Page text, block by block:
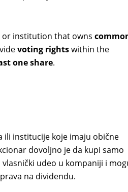
institution that owns
voting rightswithin the
one share.
ili institucije koje imaju obične
dovoljno je da kupi samo
udeo u kompaniji i
na dividendu.